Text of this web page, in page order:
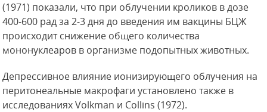
(1971) показали, что при облучении кроликов в дозе
400-600 рад за 2-3 дня до введения им вакцины БЦЖ
происходит снижение общего количества
мононуклеаров в организме подопытных животных.
Депрессивное влияние ионизирующего облучения на
перитонеальные макрофаги установлено также в
исследованиях Volkman и Collins (1972).